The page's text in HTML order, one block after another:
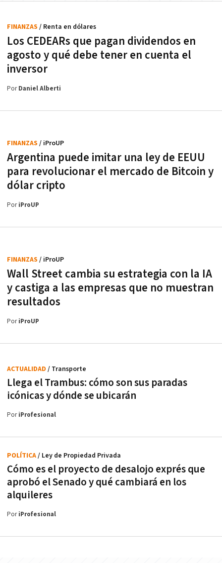
Los CEDEARs que pagan dividendos en
agosto y qué debe tener en cuenta el
inversor
FINANZAS / Renta en dólares
PorDaniel Alberti
Argentina puede imitar una ley de EEUU
para revolucionar el mercado de Bitcoin y
dólar cripto
FINANZAS / iProUP
PoriProUP
Wall Street cambia su estrategia con la IA
y castiga a las empresas que no muestran
resultados
FINANZAS / iProUP
PoriProUP
Llega el Trambus: cómo son sus paradas
icónicas y dónde se ubicarán
ACTUALIDAD / Transporte
PoriProfesional
Cómo es el proyecto de desalojo exprés que
aprobó el Senado y qué cambiará en los
alquileres
POLÍTICA/ Ley de Propiedad Privada
PoriProfesional